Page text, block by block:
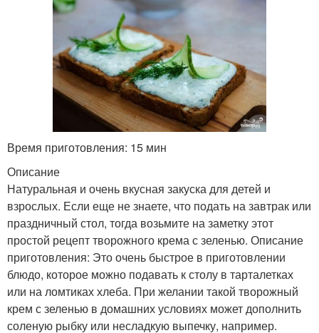
Время приготовления: 15 мин
Описание
Натуральная и очень вкусная закуска для детей и
взрослых. Если еще не знаете, что подать на завтрак или
праздничный стол, тогда возьмите на заметку этот
простой рецепт творожного крема с зеленью. Описание
приготовления: Это очень быстрое в приготовлении
блюдо, которое можно подавать к столу в тарталетках
или на ломтиках хлеба. При желании такой творожный
крем с зеленью в домашних условиях может дополнить
соленую рыбку или несладкую выпечку, например.